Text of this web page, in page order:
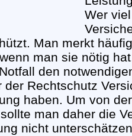
Wer
Man merkt
man sie nötig
den
der Rechtschutz
haben. Um von
man daher die
nicht unterschätzen